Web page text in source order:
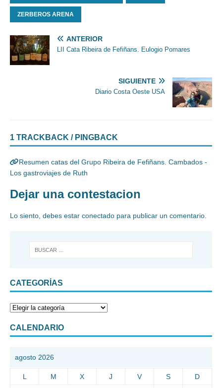
ZERBEROS ARENA
ANTERIOR
LII Cata Ribeira de Fefiñans. Eulogio Pomares
SIGUIENTE
Diario Costa Oeste USA
1 TRACKBACK / PINGBACK
Resumen catas del Grupo Ribeira de Fefiñans. Cambados -
Los gastroviajes de Ruth
Dejar una contestacion
Lo siento, debes estar conectado para publicar un comentario.
CATEGORÍAS
CALENDARIO
agosto 2026
L M X J V S D